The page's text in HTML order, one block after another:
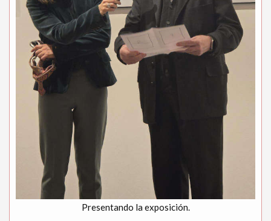
Presentando la exposición.